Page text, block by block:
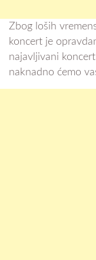
Zbog loših
koncert je
najavljivani
naknadno ćemo